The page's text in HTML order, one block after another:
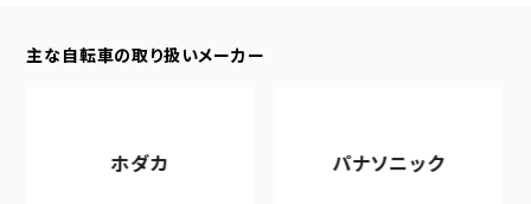
主な自転車の取り扱いメーカー
ホダカ パナソニック